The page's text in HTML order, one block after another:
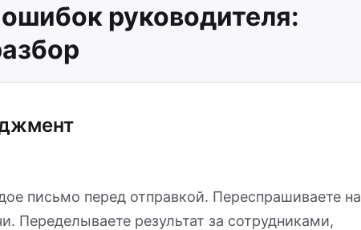
руководителя:
письмо перед отправкой. Переспрашиваете на
Переделываете результат за сотрудниками,